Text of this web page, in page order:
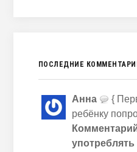
ПОСЛЕДНИЕ
Анна
{
ребёнку
употреблять